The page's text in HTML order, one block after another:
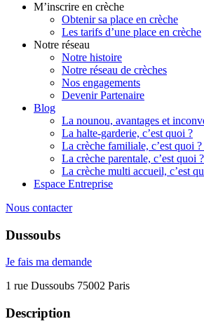
M’inscrire en crèche
Obtenir sa place en crèche
Les tarifs d’une place en crèche
Notre réseau
Notre histoire
Notre réseau de crèches
Nos engagements
Devenir Partenaire
Blog
La nounou, avantages et
La halte-garderie, c’est quoi ?
La crèche familiale, c’est quoi ?
La crèche parentale, c’est quoi ?
La crèche multi accueil, c’est
Espace Entreprise
Nous contacter
Dussoubs
Je fais ma demande
1 rue Dussoubs 75002 Paris
Description